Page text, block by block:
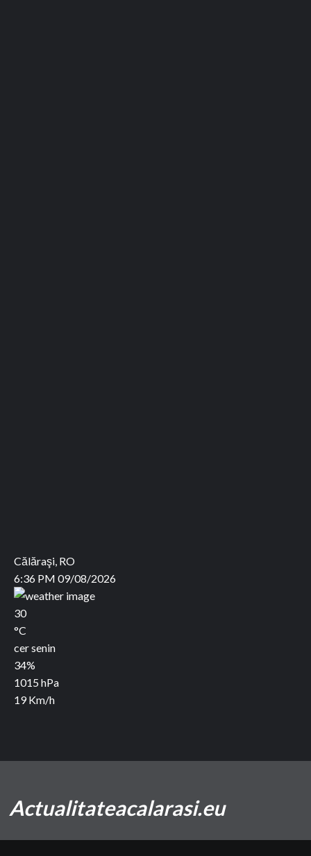
Călăraşi, RO
6:36 PM 09/08/2026
30
°C
cer senin
34%
1015 hPa
19 Km/h
Actualitateacalarasi.eu